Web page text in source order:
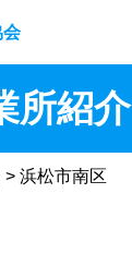
会
所紹介
> 浜松市南区